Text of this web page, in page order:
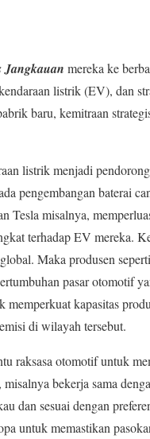
Jangkauan mereka ke
listrik (EV), dan
baru, kemitraan
listrik menjadi
pengembangan baterai
misalnya,
terhadap EV mereka.
Maka produsen
pasar otomotif
kapasitas
di wilayah tersebut.
raksasa otomotif untuk
bekerja sama
dan sesuai dengan
untuk memastikan